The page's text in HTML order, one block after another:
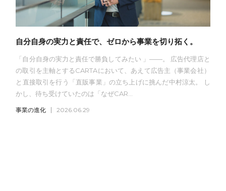
自分自身の実力と責任で、ゼロから事業を切り拓く。
「自分自身の実力と責任で勝負してみたい 」——。 広告代理店と
の取引を主軸とするCARTAにおいて、あえて広告主（事業会社）
と直接取引を行う「直販事業」の立ち上げに挑んだ中村涼太。 し
かし、待ち受けていたのは「なぜCAR...
事業の進化 2026.06.29